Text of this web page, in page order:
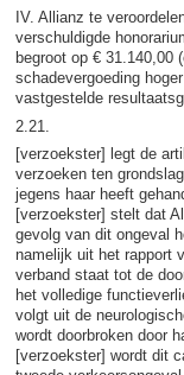
IV. Allianz te
verschuldigde
begroot op € 31.140,00
schadevergoeding
vastgestelde
2.21.
[verzoekster] legt de
verzoeken ten
jegens haar heeft
[verzoekster] stelt dat
gevolg van dit ongeval
namelijk uit het rapport
verband staat tot de
het volledige
volgt uit de
wordt doorbroken door
[verzoekster] wordt dit